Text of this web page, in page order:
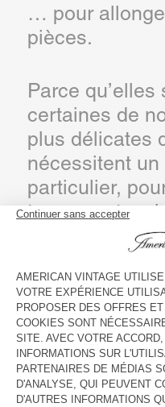
… pour
pièces.
Parce
certaines de
plus délicates
nécessitent un
particulier,
temps ce
vous aimez
signature
LA